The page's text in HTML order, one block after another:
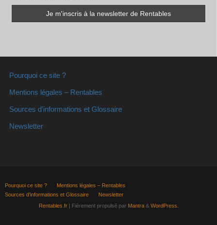
Pourquoi ce site ?
Mentions légales – Rentables
Sources d’informations et Glossaire
Newsletter
Pourquoi ce site ?
Mentions légales – Rentables
Sources d’informations et Glossaire
Newsletter
Rentables.fr| Fièrement propulsé par Mantra& WordPress.